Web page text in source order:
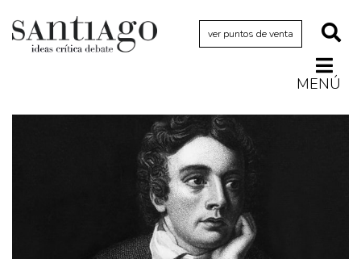
ver puntos de venta
MENÚ
Arquetipos de situación
Cine y televisión